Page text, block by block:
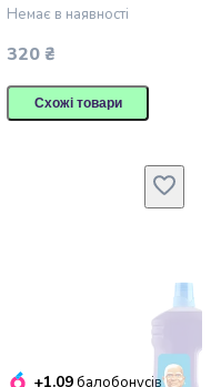
Немає в наявності
320 ₴
Схожі товари
+1.09балобонусів